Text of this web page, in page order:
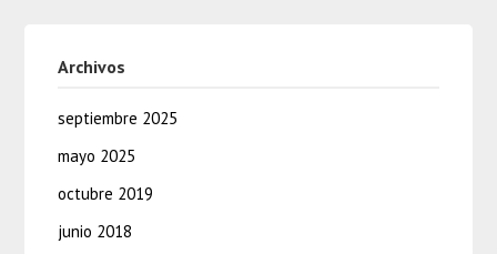
Archivos
septiembre 2025
mayo 2025
octubre 2019
junio 2018